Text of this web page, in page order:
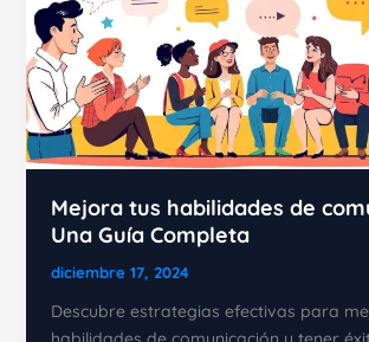
Mejora tus habilidades de
Una Guía Completa
diciembre 17, 2024
Descubre estrategias efectivas para